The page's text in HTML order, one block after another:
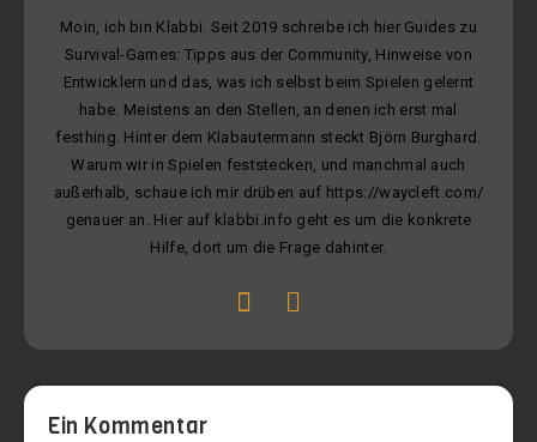
Moin, ich bin Klabbi. Seit 2019 schreibe ich hier Guides zu
Survival-Games: Tipps aus der Community, Hinweise von
Entwicklern und das, was ich selbst beim Spielen gelernt
habe. Meistens an den Stellen, an denen ich erst mal
festhing. Hinter dem Klabautermann steckt Björn Burghard.
Warum wir in Spielen feststecken, und manchmal auch
außerhalb, schaue ich mir drüben auf https://waycleft.com/
genauer an. Hier auf klabbi.info geht es um die konkrete
Hilfe, dort um die Frage dahinter.
Ein Kommentar